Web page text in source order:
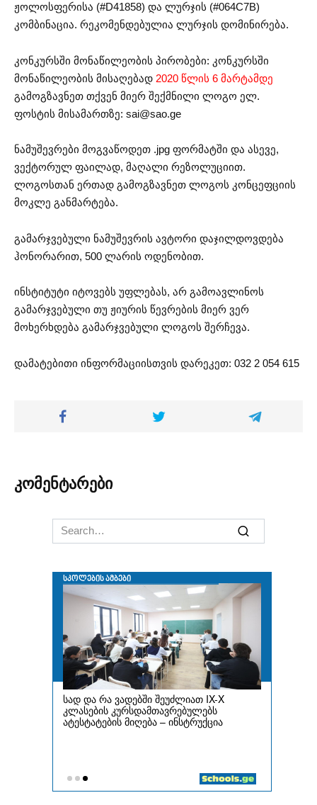
ჟოლოსფერისა (#D41858) და ლურჯის (#064C7B)
კომბინაცია. რეკომენდებულია ლურჯის დომინირება.
კონკურსში მონაწილეობის პირობები: კონკურსში
მონაწილეობის მისაღებად 2020 წლის 6 მარტამდე
გამოგზავნეთ თქვენ მიერ შექმნილი ლოგო ელ.
ფოსტის მისამართზე: sai@sao.ge
ნამუშევრები მოგვაწოდეთ .jpg ფორმატში და ასევე,
ვექტორულ ფაილად, მაღალი რეზოლუციით.
ლოგოსთან ერთად გამოგზავნეთ ლოგოს კონცეფციის
მოკლე განმარტება.
გამარჯვებული ნამუშევრის ავტორი დაჯილდოვდება
ჰონორარით, 500 ლარის ოდენობით.
ინსტიტუტი იტოვებს უფლებას, არ გამოავლინოს
გამარჯვებული თუ ჟიურის წევრების მიერ ვერ
მოხერხდება გამარჯვებული ლოგოს შერჩევა.
დამატებითი ინფორმაციისთვის დარეკეთ: 032 2 054 615
კომენტარები
Search
for: